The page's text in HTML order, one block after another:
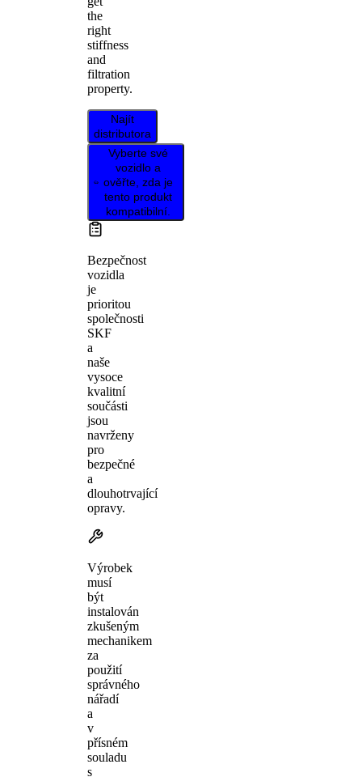
the
right
stiffness
and
filtration
property.
Najít
distributora
Vyberte své
vozidlo a
ověřte, zda je
tento produkt
kompatibilní.
Bezpečnost
vozidla
je
prioritou
společnosti
SKF
a
naše
vysoce
kvalitní
součásti
jsou
navrženy
pro
bezpečné
a
dlouhotrvající
opravy.
Výrobek
musí
být
instalován
zkušeným
mechanikem
za
použití
správného
nářadí
a
v
přísném
souladu
s